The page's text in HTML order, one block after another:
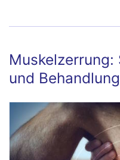
und Behandlung